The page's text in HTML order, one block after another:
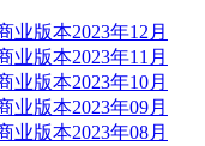
业版本2023年12月
业版本2023年11月
业版本2023年10月
业版本2023年09月
业版本2023年08月